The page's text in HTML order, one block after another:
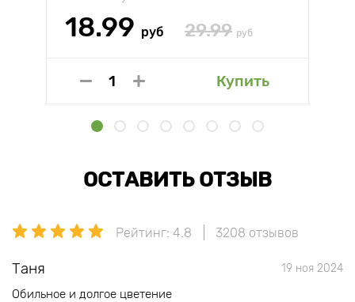
18.99 руб 29.99 руб
Купить
ОСТАВИТЬ ОТЗЫВ
Рейтинг: 4.8 3208 отзывов
Таня 19 ноя 2024
Обильное и долгое цветение